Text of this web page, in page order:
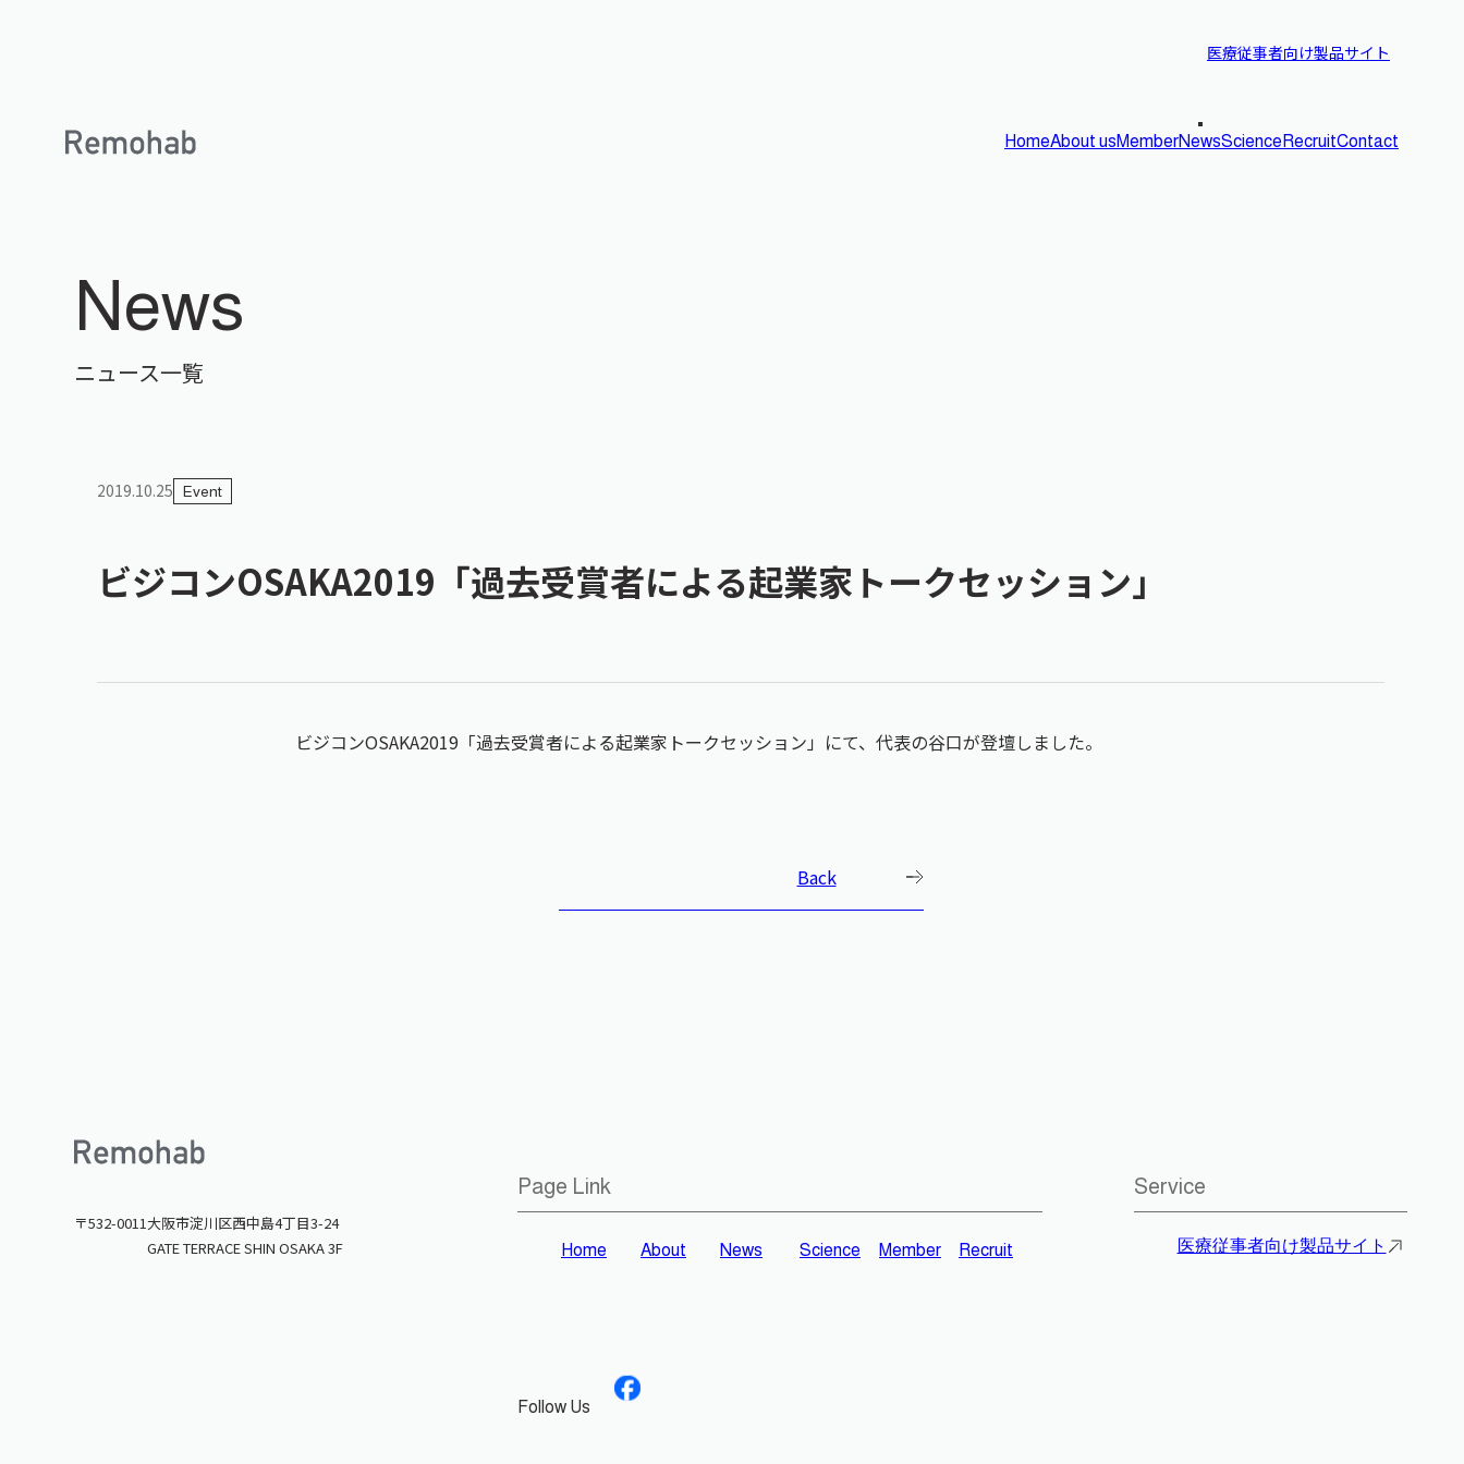
医療従事者向け製品サイト
HomeAbout usMemberNewsScience RecruitContact
News
ニュース一覧
2019.10.25 Event
ビジコンOSAKA2019「過去受賞者による起業家トークセッション」
ビジコンOSAKA2019「過去受賞者による起業家トークセッション」にて、代表の谷口が登壇しました。
Back
〒532-0011大阪市淀川区西中島4丁目3-24
GATE TERRACE SHIN OSAKA 3F
Page Link
Home About News Science Member Recruit
Service
医療従事者向け製品サイト
Follow Us